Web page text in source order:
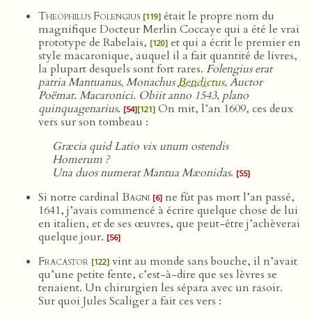
Theophilus Folengius [119] était le propre nom du
magnifique Docteur Merlin Coccaye qui a été le vrai
prototype de Rabelais, [120] et qui a écrit le premier en
style macaronique, auquel il a fait quantité de livres,
la plupart desquels sont fort rares. Folengius erat
patria Mantuanus, MonachusBendictus, Auctor
Poëmat. Macaronici. Obiit anno 1543, plano
quinquagenarius. [54][121] On mit, l’an 1609, ces deux
vers sur son tombeau :
Græcia quid Latio vix unum ostendis
Homerum ?
Una duos numerat Mantua Mæonidas. [55]
Si notre cardinal Bagni [6] ne fût pas mort l’an passé,
1641, j’avais commencé à écrire quelque chose de lui
en italien, et de ses œuvres, que peut-être j’achèverai
quelque jour. [56]
Fracastor [122] vint au monde sans bouche, il n’avait
qu’une petite fente, c’est-à-dire que ses lèvres se
tenaient. Un chirurgien les sépara avec un rasoir.
Sur quoi Jules Scaliger a fait ces vers :